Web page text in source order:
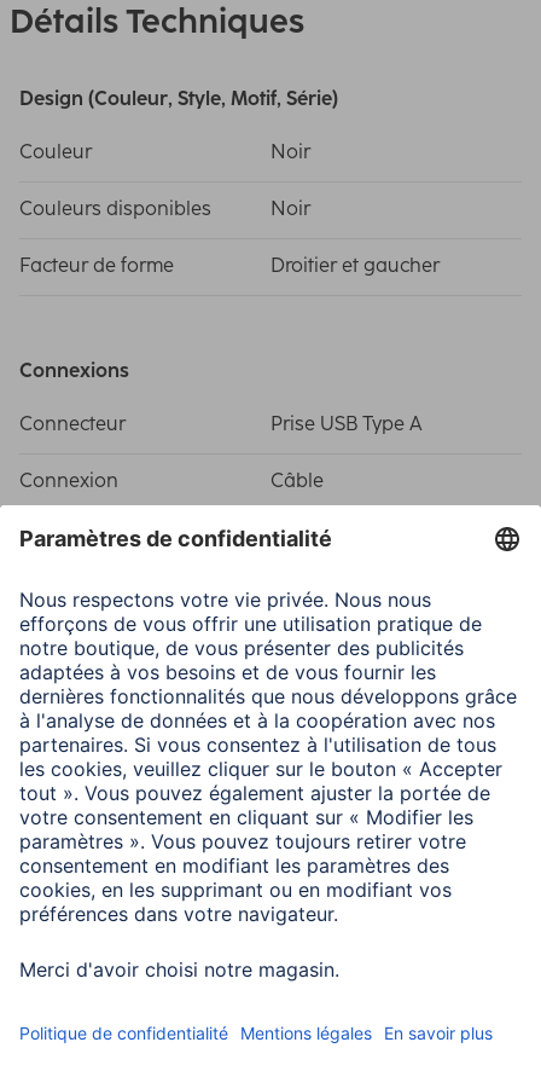
Détails Techniques
Design (Couleur, Style, Motif, Série)
Couleur Noir
Couleurs disponibles Noir
Facteur de forme Droitier et gaucher
Connexions
Connecteur Prise USB Type A
Connexion Câble
Dpi max. 2000
Durée de vie des switchs 3 Mio. Clicks
Configuration minimale requise
Système d’exploitation : Windows 11/10